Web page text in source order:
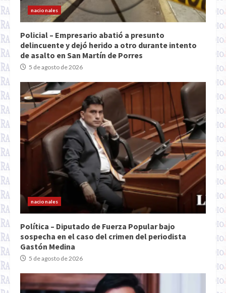
nacionales
Policial – Empresario abatió a presunto
delincuente y dejó herido a otro durante intento
de asalto en San Martín de Porres
5 de agosto de 2026
nacionales
Política – Diputado de Fuerza Popular bajo
sospecha en el caso del crimen del periodista
Gastón Medina
5 de agosto de 2026